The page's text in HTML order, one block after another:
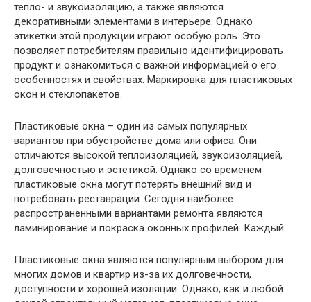
тепло- и звукоизоляцию, а также являются
декоративными элементами в интерьере. Однако
этикетки этой продукции играют особую роль. Это
позволяет потребителям правильно идентифицировать
продукт и ознакомиться с важной информацией о его
особенностях и свойствах. Маркировка для пластиковых
окон и стеклопакетов.
Пластиковые окна – один из самых популярных
вариантов при обустройстве дома или офиса. Они
отличаются высокой теплоизоляцией, звукоизоляцией,
долговечностью и эстетикой. Однако со временем
пластиковые окна могут потерять внешний вид и
потребовать реставрации. Сегодня наиболее
распространенными вариантами ремонта являются
ламинирование и покраска оконных профилей. Каждый.
Пластиковые окна являются популярным выбором для
многих домов и квартир из-за их долговечности,
доступности и хорошей изоляции. Однако, как и любой